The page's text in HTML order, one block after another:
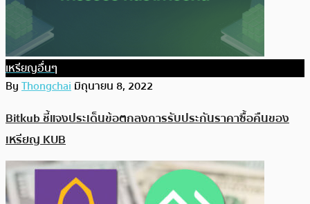
เหรียญอื่นๆ
ByThongchaiมิถุนายน 8, 2022
Bitkub ชี้แจงประเด็นข้อตกลงการรับประกันราคาซื้อคืนของ
เหรียญ KUB